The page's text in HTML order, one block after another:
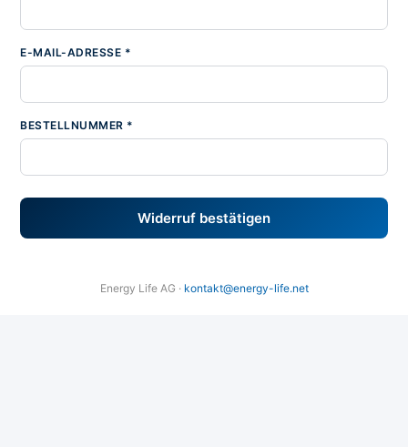
E-MAIL-ADRESSE *
BESTELLNUMMER *
Widerruf bestätigen
Energy Life AG · kontakt@energy-life.net